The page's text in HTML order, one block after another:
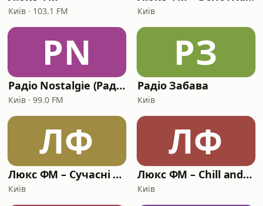
Київ · 103.1 FM Київ
РN
Радіо Nostalgie (Радіо Ностальжі)
Київ · 99.0 FM
РЗ
Радіо Забава
Київ
ЛФ
Люкс ФМ – Сучасні хіти
Київ
ЛФ
Люкс ФМ – Chill and Relax
Київ